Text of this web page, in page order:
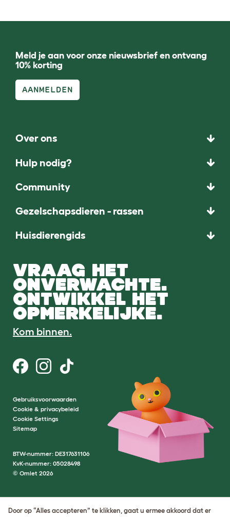
Meld je aan voor onze nieuwsbrief en ontvang
10% korting
AANMELDEN
Over ons
Hulp nodig?
Community
Gezelschapsdieren - rassen
Huisdierengids
VRAAG HET
ONVERWACHTE.
ONTWIKKEL HET
OPMERKELIJKE.
Kom binnen.
Gebruiksvoorwaarden
Cookie & privacybeleid
Cookie Settings
Sitemap
BTW-nummer: DE317631106
KvK-nummer: 05028498
© Omlet 2026
Door op “Alles accepteren” te klikken, gaat u ermee akkoord dat er